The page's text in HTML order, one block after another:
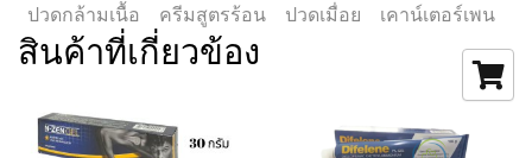
ปวดกล้ามเนื้อ ครีมสูตรร้อน ปวดเมื่อย เคาน์เตอร์เพน
สินค้าที่เกี่ยวข้อง